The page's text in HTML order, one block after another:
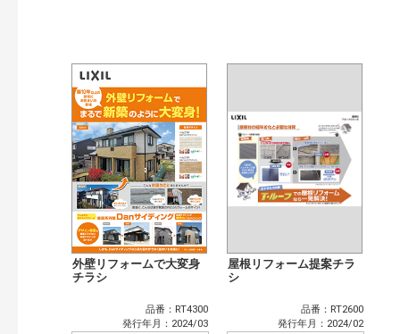
外壁リフォームで大変身
チラシ
品番：RT4300
発行年月：2024/03
屋根リフォーム提案チラ
シ
品番：RT2600
発行年月：2024/02